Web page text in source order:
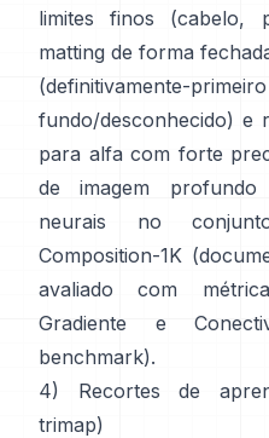
limites finos (cabelo,
matting de forma
(definitivamente-
fundo/desconhecido) e
para alfa com forte
de imagem profundo
neurais no
Composition-1K (
avaliado com
Gradiente e
benchmark).
4) Recortes de
trimap)